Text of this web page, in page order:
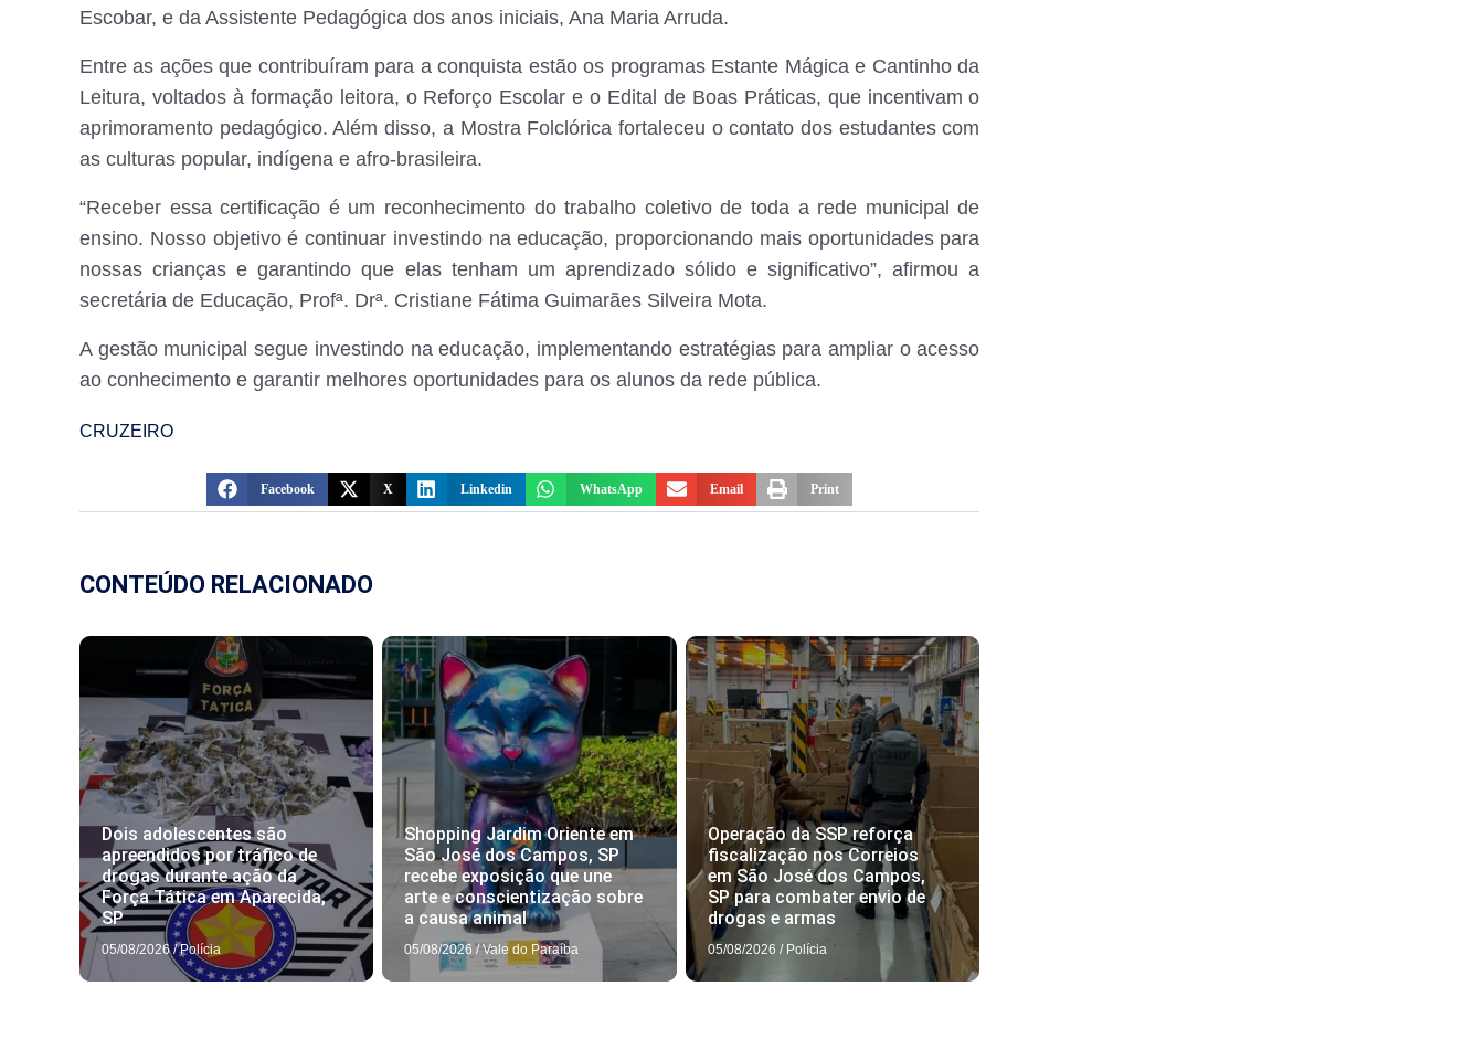
Escobar, e da Assistente Pedagógica dos anos iniciais, Ana Maria Arruda.
Entre as ações que contribuíram para a conquista estão os programas Estante Mágica e Cantinho da
Leitura, voltados à formação leitora, o Reforço Escolar e o Edital de Boas Práticas, que incentivam o
aprimoramento pedagógico. Além disso, a Mostra Folclórica fortaleceu o contato dos estudantes com
as culturas popular, indígena e afro-brasileira.
“Receber essa certificação é um reconhecimento do trabalho coletivo de toda a rede municipal de
ensino. Nosso objetivo é continuar investindo na educação, proporcionando mais oportunidades para
nossas crianças e garantindo que elas tenham um aprendizado sólido e significativo”, afirmou a
secretária de Educação, Profª. Drª. Cristiane Fátima Guimarães Silveira Mota.
A gestão municipal segue investindo na educação, implementando estratégias para ampliar o acesso
ao conhecimento e garantir melhores oportunidades para os alunos da rede pública.
CRUZEIRO
Facebook X Linkedin WhatsApp Email Print
CONTEÚDO RELACIONADO
Dois adolescentes são
apreendidos por tráfico de
drogas durante ação da
Força Tática em Aparecida,
SP
05/08/2026 / Polícia
Shopping Jardim Oriente em
São José dos Campos, SP
recebe exposição que une
arte e conscientização sobre
a causa animal
05/08/2026 / Vale do Paraíba
Operação da SSP reforça
fiscalização nos Correios
em São José dos Campos,
SP para combater envio de
drogas e armas
05/08/2026 / Polícia